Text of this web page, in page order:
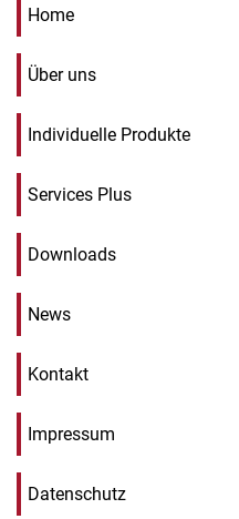
Home
Über uns
Individuelle Produkte
Services Plus
Downloads
News
Kontakt
Impressum
Datenschutz